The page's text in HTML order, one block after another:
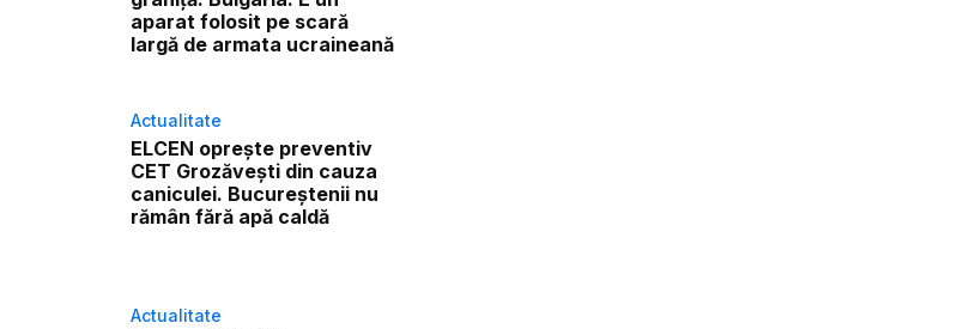
aparat folosit pe scară
largă de armata ucraineană
Actualitate
ELCEN oprește preventiv
CET Grozăvești din cauza
caniculei. Bucureștenii nu
rămân fără apă caldă
Actualitate